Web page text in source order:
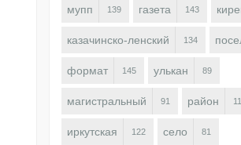
мупп 139 газета 143
казачинско-ленский 134
формат 145 улькан 89
магистральный 91 район
иркутская 122 село 81